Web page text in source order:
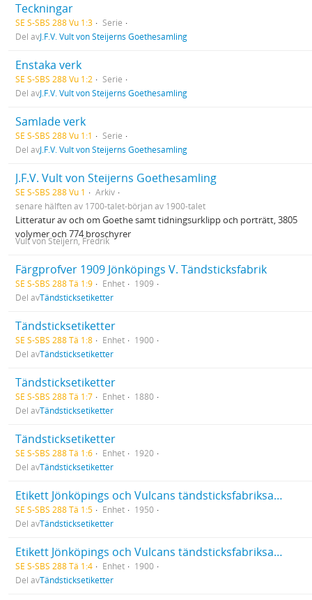
Teckningar
SE S-SBS 288 Vu 1:3
Serie
Del avJ.F.V. Vult von Steijerns Goethesamling
Enstaka verk
SE S-SBS 288 Vu 1:2
Serie
Del avJ.F.V. Vult von Steijerns Goethesamling
Samlade verk
SE S-SBS 288 Vu 1:1
Serie
Del avJ.F.V. Vult von Steijerns Goethesamling
J.F.V. Vult von Steijerns Goethesamling
SE S-SBS 288 Vu 1
Arkiv
senare hälften av 1700-talet-början av 1900-talet
Litteratur av och om Goethe samt tidningsurklipp och porträtt, 3805
volymer och 774 broschyrer
Vult von Steijern, Fredrik
Färgprofver 1909 Jönköpings V. Tändsticksfabrik
SE S-SBS 288 Tä 1:9 Enhet
1909
Del avTändsticksetiketter
Tändsticksetiketter
SE S-SBS 288 Tä 1:8 Enhet
1900
Del avTändsticksetiketter
Tändsticksetiketter
SE S-SBS 288 Tä 1:7 Enhet
1880
Del avTändsticksetiketter
Tändsticksetiketter
SE S-SBS 288 Tä 1:6 Enhet
1920
Del avTändsticksetiketter
Etikett Jönköpings och Vulcans tändsticksfabriksaktiebolag 7292-8521
SE S-SBS 288 Tä 1:5 Enhet
1950
Del avTändsticksetiketter
Etikett Jönköpings och Vulcans tändsticksfabriksaktiebolag 5956-7291
SE S-SBS 288 Tä 1:4 Enhet
1900
Del avTändsticksetiketter